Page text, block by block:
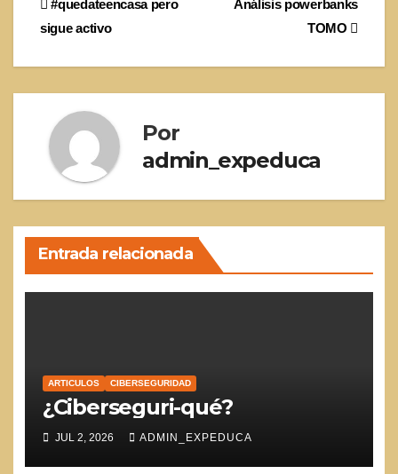
Navegación
de
Análisis powerbanks
TOMO
#quedateencasa pero
sigue activo
Por
admin_expeduca
Entrada relacionada
ARTICULOS CIBERSEGURIDAD
¿Ciberseguri-qué?
JUL 2, 2026 ADMIN_EXPEDUCA